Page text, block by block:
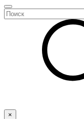
×